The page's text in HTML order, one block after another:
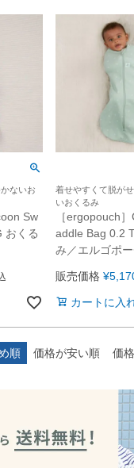
ないお
Sw
おくる
着せやすくて脱が
いおくるみ
［ergopouch
addle Bag 0.2
み／エルゴポ
販売価格 ¥
カートに入
順 価格が安い順 価